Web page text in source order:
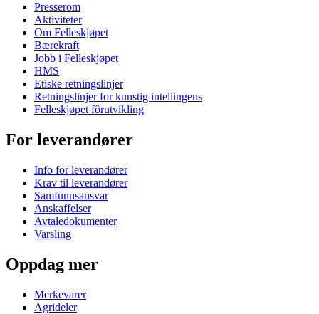
Presserom
Aktiviteter
Om Felleskjøpet
Bærekraft
Jobb i Felleskjøpet
HMS
Etiske retningslinjer
Retningslinjer for kunstig intellingens
Felleskjøpet fôrutvikling
For leverandører
Info for leverandører
Krav til leverandører
Samfunnsansvar
Anskaffelser
Avtaledokumenter
Varsling
Oppdag mer
Merkevarer
Agrideler